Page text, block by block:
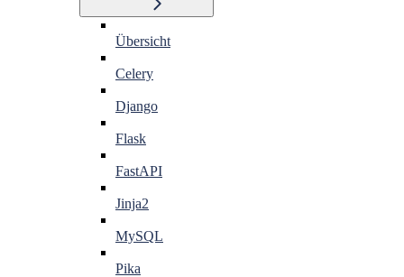
Übersicht
Celery
Django
Flask
FastAPI
Jinja2
MySQL
Pika